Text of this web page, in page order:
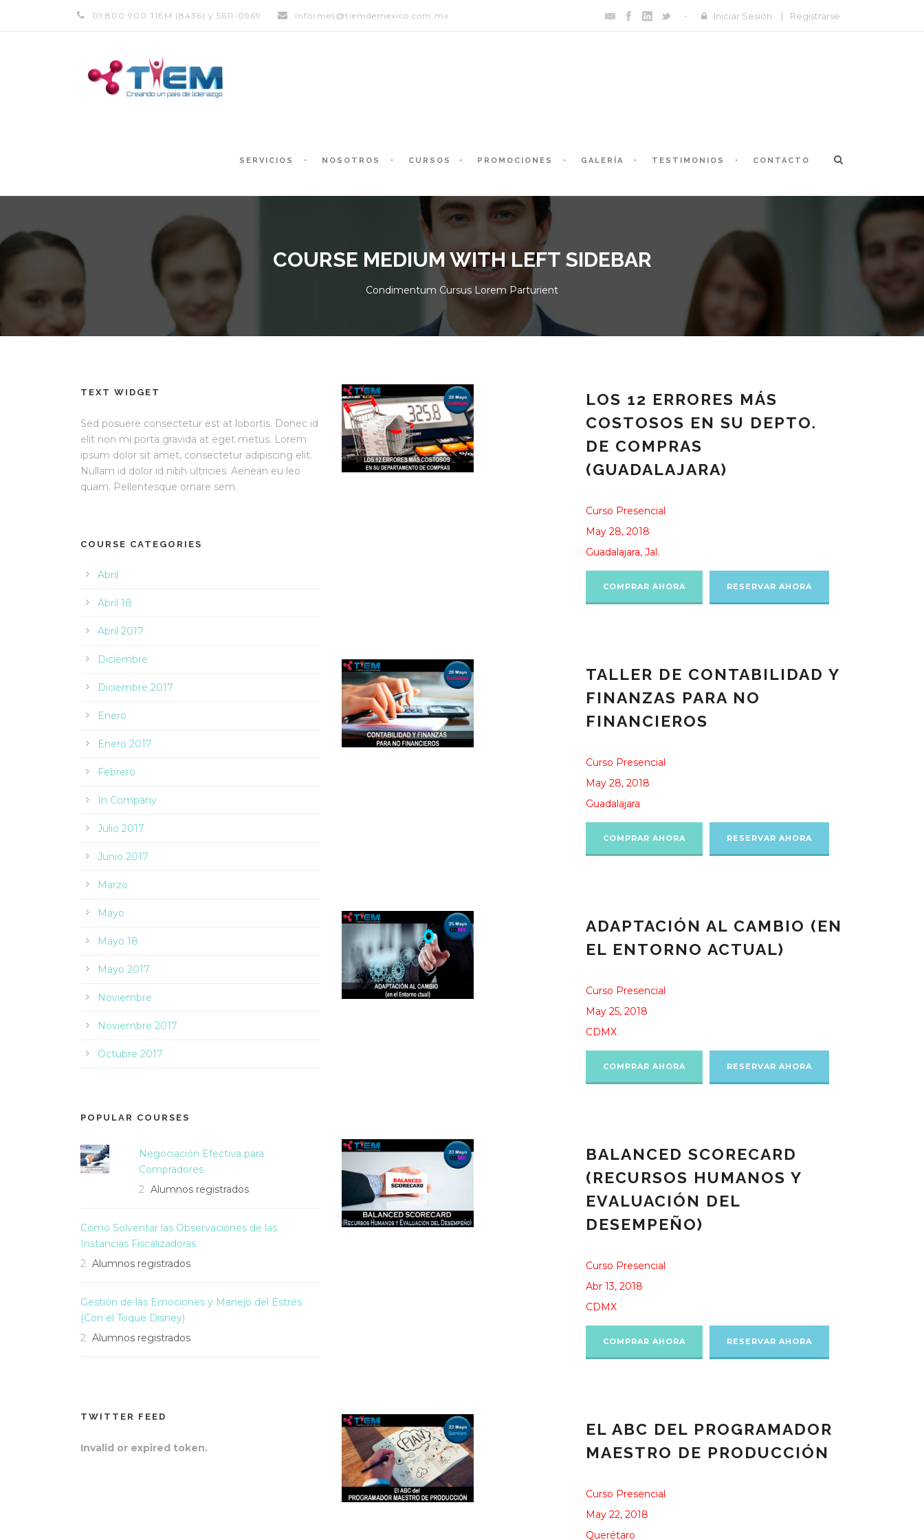
01 800 900 TIEM (8436) y 5611-0969 informes@tiemdemexico.com.mx Iniciar Sesión | Registrarse
SERVICIOS NOSOTROS CURSOS PROMOCIONES GALERÍA TESTIMONIOS CONTACTO
COURSE MEDIUM WITH LEFT SIDEBAR
Condimentum Cursus Lorem Parturient
LOS 12 ERRORES MÁS
COSTOSOS EN SU DEPTO.
DE COMPRAS
(GUADALAJARA)
Curso Presencial
May 28, 2018
Guadalajara, Jal.
COMPRAR AHORA RESERVAR AHORA
TALLER DE CONTABILIDAD Y
FINANZAS PARA NO
FINANCIEROS
Curso Presencial
May 28, 2018
Guadalajara
COMPRAR AHORA RESERVAR AHORA
ADAPTACIÓN AL CAMBIO (EN
EL ENTORNO ACTUAL)
Curso Presencial
May 25, 2018
CDMX
COMPRAR AHORA RESERVAR AHORA
BALANCED SCORECARD
(RECURSOS HUMANOS Y
EVALUACIÓN DEL
DESEMPEÑO)
Curso Presencial
Abr 13, 2018
CDMX
COMPRAR AHORA RESERVAR AHORA
EL ABC DEL PROGRAMADOR
MAESTRO DE PRODUCCIÓN
Curso Presencial
May 22, 2018
Querétaro
TEXT WIDGET
Sed posuere consectetur est at lobortis. Donec id
elit non mi porta gravida at eget metus. Lorem
ipsum dolor sit amet, consectetur adipiscing elit.
Nullam id dolor id nibh ultricies. Aenean eu leo
quam. Pellentesque ornare sem.
COURSE CATEGORIES
Abril
Abril 18
Abril 2017
Diciembre
Diciembre 2017
Enero
Enero 2017
Febrero
In Company
Julio 2017
Junio 2017
Marzo
Mayo
Mayo 18
Mayo 2017
Noviembre
Noviembre 2017
Octubre 2017
POPULAR COURSES
Negociación Efectiva para
Compradores
2 Alumnos registrados
Cómo Solventar las Observaciones de las
Instancias Fiscalizadoras
2 Alumnos registrados
Gestión de las Emociones y Manejo del Estrés
(Con el Toque Disney)
2 Alumnos registrados
TWITTER FEED
Invalid or expired token.